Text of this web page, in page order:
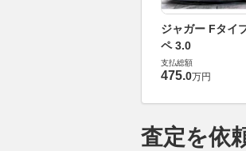
ジャガー Fタイ
ペ 3.0
支払総額
475.0万円
査定を依